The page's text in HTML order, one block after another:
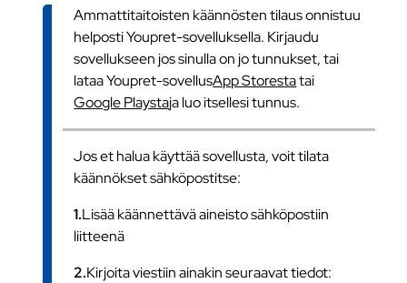
Ammattitaitoisten käännösten tilaus onnistuu
helposti Youpret-sovelluksella. Kirjaudu
sovellukseen jos sinulla on jo tunnukset, tai
lataa Youpret-sovellusApp Storestatai
Google Playstaja luo itsellesi tunnus.
Jos et halua käyttää sovellusta, voit tilata
käännökset sähköpostitse:
1.Lisää käännettävä aineisto sähköpostiin
liitteenä
2.Kirjoita viestiin ainakin seuraavat tiedot: